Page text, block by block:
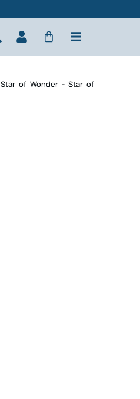
Star of Wonder - Star of